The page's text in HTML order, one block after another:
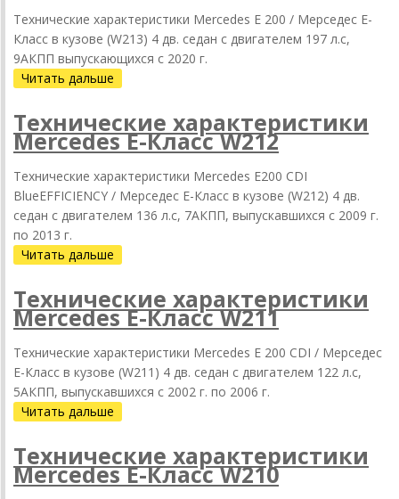
Технические характеристики Mercedes E 200 / Мерседес Е-
Класс в кузове (W213) 4 дв. седан с двигателем 197 л.с,
9АКПП выпускающихся c 2020 г.
Читать дальше
Технические характеристики
Mercedes Е-Класс W212
Технические характеристики Mercedes E200 CDI
BlueEFFICIENCY / Мерседес Е-Класс в кузове (W212) 4 дв.
седан с двигателем 136 л.с, 7АКПП, выпускавшихся c 2009 г.
по 2013 г.
Читать дальше
Технические характеристики
Mercedes Е-Класс W211
Технические характеристики Mercedes E 200 CDI / Мерседес
Е-Класс в кузове (W211) 4 дв. седан с двигателем 122 л.с,
5АКПП, выпускавшихся c 2002 г. по 2006 г.
Читать дальше
Технические характеристики
Mercedes Е-Класс W210